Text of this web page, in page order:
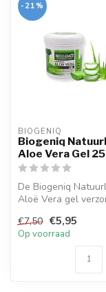
-21%
BIOGENIQ
Biogeniq
Aloe Vera Gel
De Biogeniq
Aloë Vera gel
de...
€7,50 €5,95
Op voorraad